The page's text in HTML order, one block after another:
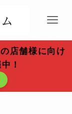
店舗様に向け
！